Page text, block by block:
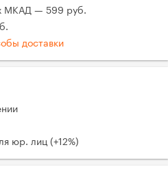
МКАД — 599 руб.
доставки
юр. лиц (+12%)